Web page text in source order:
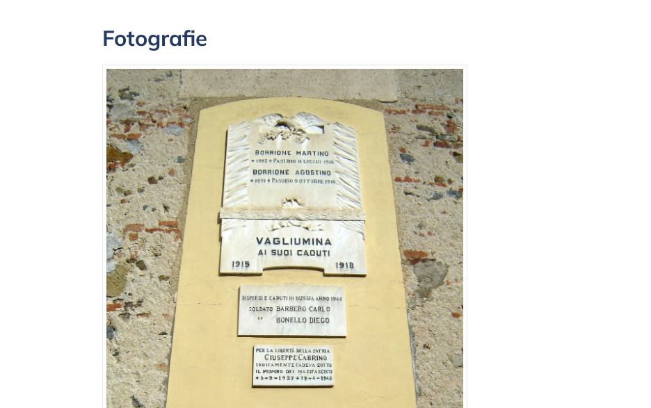
Fotografie